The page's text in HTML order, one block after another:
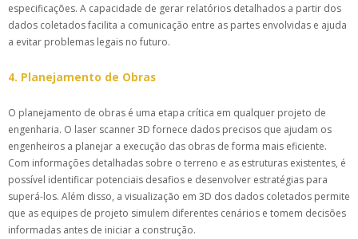
especificações. A capacidade de gerar relatórios detalhados a partir dos
dados coletados facilita a comunicação entre as partes envolvidas e ajuda
a evitar problemas legais no futuro.
4. Planejamento de Obras
O planejamento de obras é uma etapa crítica em qualquer projeto de
engenharia. O laser scanner 3D fornece dados precisos que ajudam os
engenheiros a planejar a execução das obras de forma mais eficiente.
Com informações detalhadas sobre o terreno e as estruturas existentes, é
possível identificar potenciais desafios e desenvolver estratégias para
superá-los. Além disso, a visualização em 3D dos dados coletados permite
que as equipes de projeto simulem diferentes cenários e tomem decisões
informadas antes de iniciar a construção.